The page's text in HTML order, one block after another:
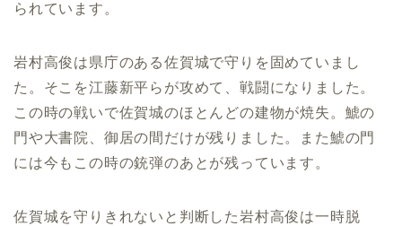
られています。
岩村高俊は県庁のある佐賀城で守りを固めていまし
た。そこを江藤新平らが攻めて、戦闘になりました。
この時の戦いで佐賀城のほとんどの建物が焼失。鯱の
門や大書院、御居の間だけが残りました。また鯱の門
には今もこの時の銃弾のあとが残っています。
佐賀城を守りきれないと判断した岩村高俊は一時脱